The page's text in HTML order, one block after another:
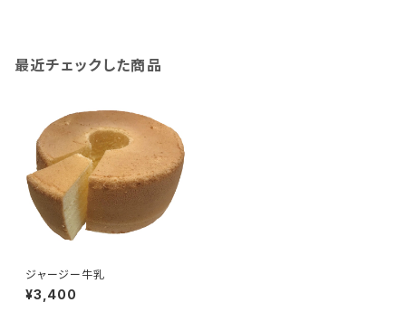
最近チェックした商品
ジャージー牛乳
¥3,400